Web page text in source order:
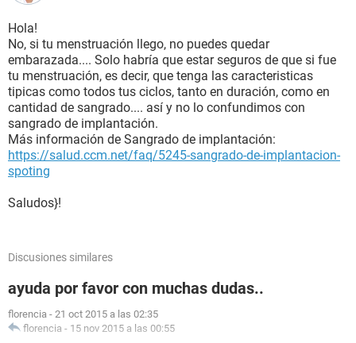
Hola!
No, si tu menstruación llego, no puedes quedar
embarazada.... Solo habría que estar seguros de que si fue
tu menstruación, es decir, que tenga las caracteristicas
tipicas como todos tus ciclos, tanto en duración, como en
cantidad de sangrado.... así y no lo confundimos con
sangrado de implantación.
Más información de Sangrado de implantación:
https://salud.ccm.net/faq/5245-sangrado-de-implantacion-
spoting
Saludos}!
Discusiones similares
ayuda por favor con muchas dudas..
florencia - 21 oct 2015 a las 02:35
florencia - 15 nov 2015 a las 00:55